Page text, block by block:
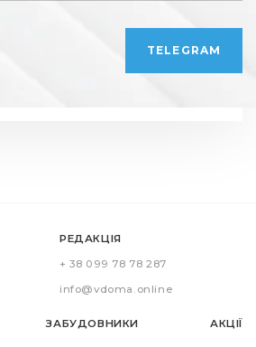
TELEGRAM
РЕДАКЦІЯ
+ 38 099 78 78 287
info@vdoma.online
АКЦІЇ
ЗАБУДОВНИКИ